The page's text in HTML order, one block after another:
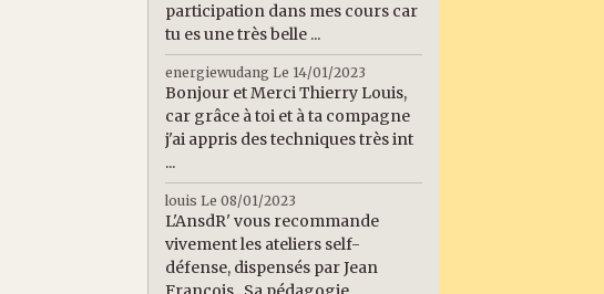
participation dans mes cours car
tu es une très belle ...
energiewudang Le 14/01/2023
Bonjour et Merci Thierry Louis,
car grâce à toi et à ta compagne
j'ai appris des techniques très int
...
louis Le 08/01/2023
L'AnsdR' vous recommande
vivement les ateliers self-
défense, dispensés par Jean